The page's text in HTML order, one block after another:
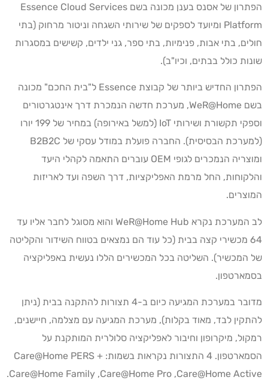
הפתרון של אסנס בענן מכונה בשם Essence Cloud Services
Platform ומיועד לספקים של שירותי השגחה וניטור מרחוק (בתי
חולים, בתי אבות, פנימיות, בתי ספר, גני ילדים, קשישים במסגרות
שונות כולל בבתים, וכיו"ב).
הפתרון החדיש ביותר של קבוצת Essence ל"בית החכם" מכונה
בשם WeR@Home, מערכת חדשה הנמכרת דרך אינטגרטורים
וספקי תקשורת ושירותי IoT (למשל באירופה) במחיר של 199 יורו
(למערכת הבסיסית). החברה פועלת במודל עסקי של B2B2C
ומוצריה הנמכרים לגופי OEM עוברים התאמה לקהלי היעד
והלקוחות, החל מרמת האפליקציות, דרך השפה ועד לאריזות
המוצרים.
לב המערכת נקרא WeR@Home Hub והוא מסוגל לחבר אליו עד
64 מכשירי קצה בבית (כל עוד הם נמצאים בטווח השידור והקליטה
של המכשיר). השליטה בכל המכשירים הללו נעשית באפליקציה
בסמארטפון.
מדובר במערכת המגיעה כיום ב-4 תצורות להתקנה בבית (ניתן
להתקין לבד, מאוד בקלות), מערכת המגיעה עם מצלמה, חיישנים,
רמקול, מיקרופון וחיבור לאפליקציה סלולרית המותקנת על
הסמארטפון. 4 התצורות נקראות בשמות: Care@Home PERS +
Care@Home Family ,Care@Home Pro ,Care@Home Active.